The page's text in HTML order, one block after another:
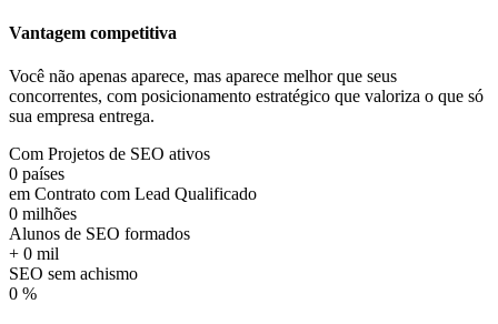
Vantagem competitiva
Você não apenas aparece, mas aparece melhor que seus
concorrentes, com posicionamento estratégico que valoriza o que só
sua empresa entrega.
Com Projetos de SEO ativos
0 países
em Contrato com Lead Qualificado
0 milhões
Alunos de SEO formados
+ 0 mil
SEO sem achismo
0 %